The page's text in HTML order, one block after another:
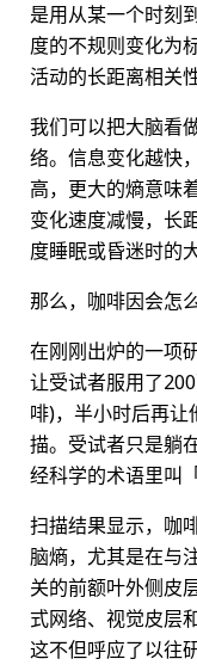
是用从某一个时刻
度的不规则变化为
活动的长距离相关
我们可以把大脑看
络。信息变化越快
高，更大的熵意味
变化速度减慢，长
度睡眠或昏迷时的
那么，咖啡因会怎
在刚刚出炉的一项
让受试者服用了
啡)，半小时后再
描。受试者只是躺
经科学的术语里叫
扫描结果显示，咖
脑熵，尤其是在与
关的前额叶外侧皮
式网络、视觉皮层
这不但呼应了以往